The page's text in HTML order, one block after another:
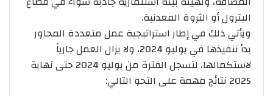
البترول أو الثروة المعدنية.
ويأتي ذلك في إطار استراتيجية عمل متعددة المحاور
بدأ تنفيذها في يوليو 2024، ولا يزال العمل جارياً
لاستكمالها، لتسجل الفترة من يوليو 2024 حتى نهاية
2025 نتائج مهمة على النحو التالي: